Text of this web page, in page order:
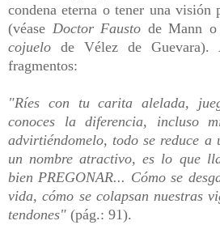
condena eterna o tener una visión
(véase Doctor Fausto de Mann
cojuelo de Vélez de Guevara).
fragmentos:
"Ríes con tu carita alelada,
conoces la diferencia, incluso
advirtiéndomelo, todo se reduce a
un nombre atractivo, es lo que
bien PREGONAR... Cómo se
vida, cómo se colapsan nuestras
tendones" (pág.: 91).